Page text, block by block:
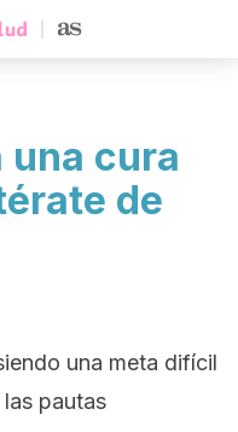
una cura
de
una meta difícil
pautas